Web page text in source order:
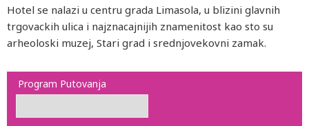
Hotel se nalazi u centru grada Limasola, u blizini glavnih
trgovackih ulica i najznacajnijih znamenitost kao sto su
arheoloski muzej, Stari grad i srednjovekovni zamak.
Program Putovanja